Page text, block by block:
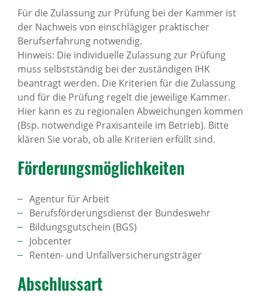
Für die Zulassung zur Prüfung bei der Kammer ist
der Nachweis von einschlägiger praktischer
Berufserfahrung notwendig.
Hinweis: Die individuelle Zulassung zur Prüfung
muss selbstständig bei der zuständigen IHK
beantragt werden. Die Kriterien für die Zulassung
und für die Prüfung regelt die jeweilige Kammer.
Hier kann es zu regionalen Abweichungen kommen
(Bsp. notwendige Praxisanteile im Betrieb). Bitte
klären Sie vorab, ob alle Kriterien erfüllt sind.
Förde­rungs­mög­lich­keiten
Agentur für Arbeit
Berufsförderungsdienst der Bundeswehr
Bildungsgutschein (BGS)
Jobcenter
Renten- und Unfallversicherungsträger
Abschlussart